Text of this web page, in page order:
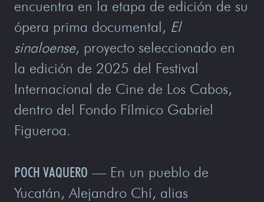
encuentra en la etapa de edición de su
ópera prima documental, El
sinaloense, proyecto seleccionado en
la edición de 2025 del Festival
Internacional de Cine de Los Cabos,
dentro del Fondo Fílmico Gabriel
Figueroa.
POCH VAQUERO — En un pueblo de
Yucatán, Alejandro Chí, alias